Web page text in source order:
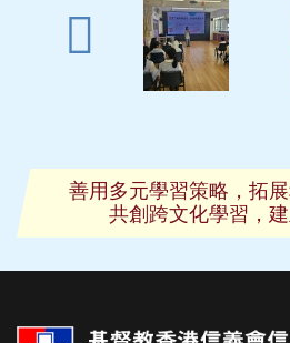
善用多元學習策略，拓
共創跨文化學習，